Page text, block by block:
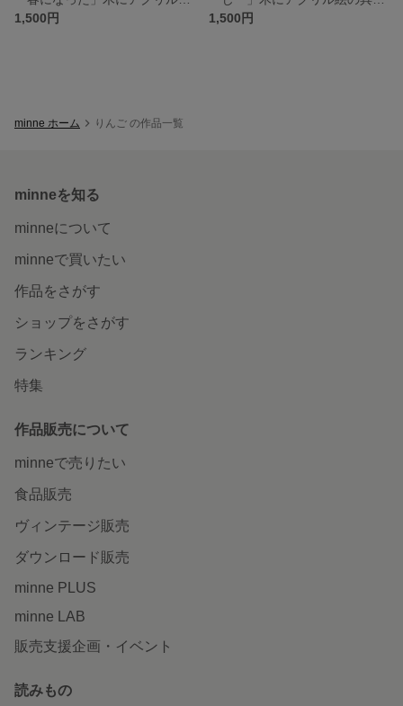
1,500円
1,500円
minne ホーム りんご の作品一覧
minneを知る
minneについて
minneで買いたい
作品をさがす
ショップをさがす
ランキング
特集
作品販売について
minneで売りたい
食品販売
ヴィンテージ販売
ダウンロード販売
minne PLUS
minne LAB
販売支援企画・イベント
読みもの